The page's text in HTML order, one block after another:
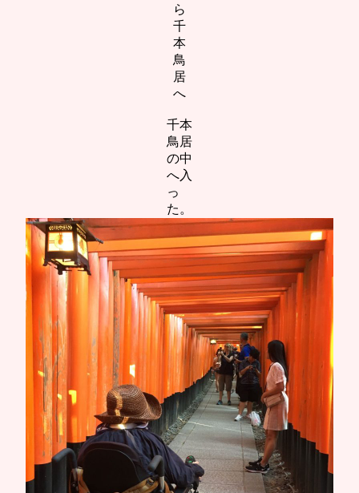
ら
千
本
鳥
居
へ
千本
鳥居
の中
へ入
っ
た。